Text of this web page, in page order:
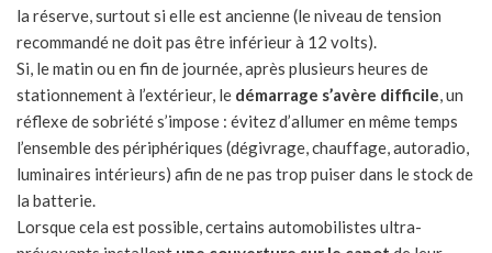
la réserve, surtout si elle est ancienne (le niveau de tension
recommandé ne doit pas être inférieur à 12 volts).
Si, le matin ou en fin de journée, après plusieurs heures de
stationnement à l’extérieur, le démarrage s’avère difficile, un
réflexe de sobriété s’impose : évitez d’allumer en même temps
l’ensemble des périphériques (dégivrage, chauffage, autoradio,
luminaires intérieurs) afin de ne pas trop puiser dans le stock de
la batterie.
Lorsque cela est possible, certains automobilistes ultra-